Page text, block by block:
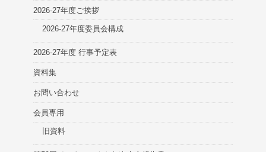
2026-27年度ご挨拶
2026-27年度委員会構成
2026-27年度 行事予定表
資料集
お問い合わせ
会員専用
旧資料